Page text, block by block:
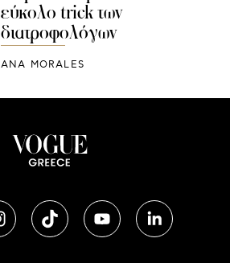
εύκολο trick των
διατροφολόγων
ANA MORALES